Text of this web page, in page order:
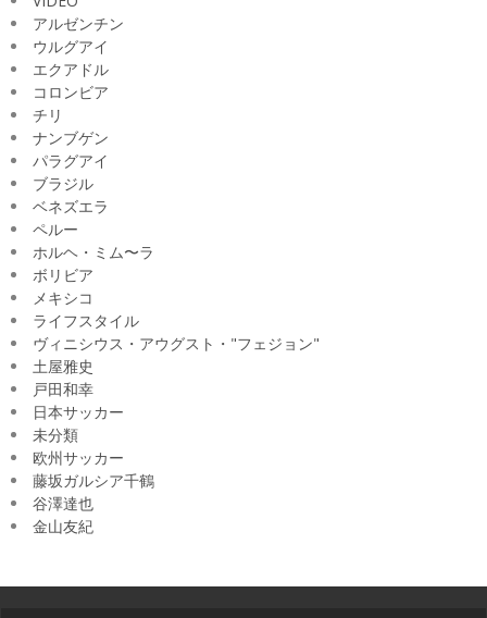
アルゼンチン
ウルグアイ
エクアドル
コロンビア
チリ
ナンブゲン
パラグアイ
ブラジル
ベネズエラ
ペルー
ホルヘ・ミム〜ラ
ボリビア
メキシコ
ライフスタイル
ヴィニシウス・アウグスト・"フェジョン"
土屋雅史
戸田和幸
日本サッカー
未分類
欧州サッカー
藤坂ガルシア千鶴
谷澤達也
金山友紀